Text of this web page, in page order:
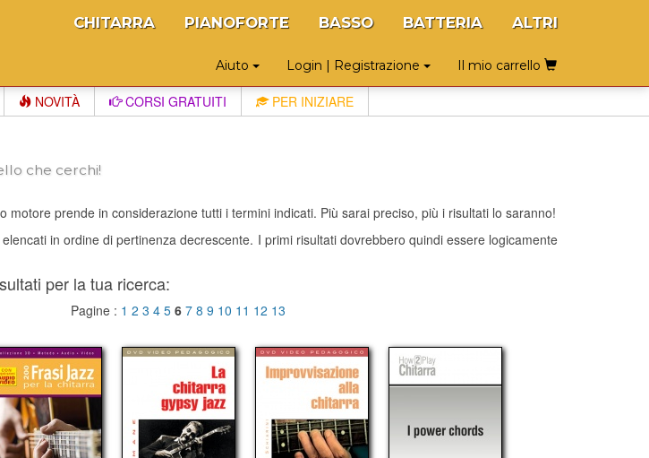
CHITARRA PIANOFORTE BASSO BATTERIA ALTRI
Aiuto Login | Registrazione Il mio carrello
NOVITÀ CORSI GRATUITI PER INIZIARE
che cerchi!
motore prende in considerazione tutti i termini indicati. Più sarai preciso, più i risultati lo saranno!
in ordine di pertinenza decrescente. I primi risultati dovrebbero quindi essere logicamente
per la tua ricerca:
Pagine : 1 2 3 4 5 6 7 8 9 10 11 12 13